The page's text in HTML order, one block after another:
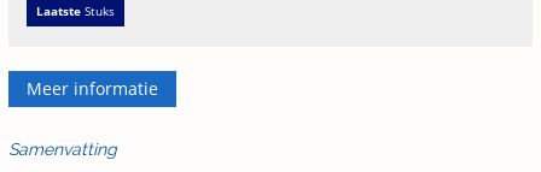
Laatste Stuks
Meer informatie
Samenvatting